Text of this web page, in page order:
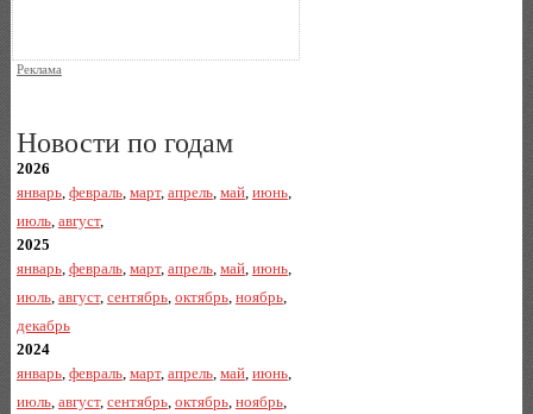
Реклама
Новости по годам
2026
январь, февраль, март, апрель, май, июнь,
июль, август,
2025
январь, февраль, март, апрель, май, июнь,
июль, август, сентябрь, октябрь, ноябрь,
декабрь
2024
январь, февраль, март, апрель, май, июнь,
июль, август, сентябрь, октябрь, ноябрь,